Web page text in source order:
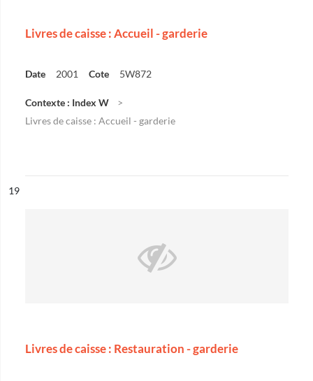
Livres de caisse : Accueil - garderie
Date 2001 Cote 5W872
Contexte : Index W
Livres de caisse : Accueil - garderie
n°
19
Livres de caisse : Restauration - garderie